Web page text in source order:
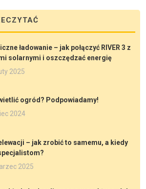
ładowanie – jak połączyć RIVER 3 z
solarnymi i oszczędzać energię
2025
ogród? Podpowiadamy!
2024
– jak zrobić to samemu, a kiedy
2025